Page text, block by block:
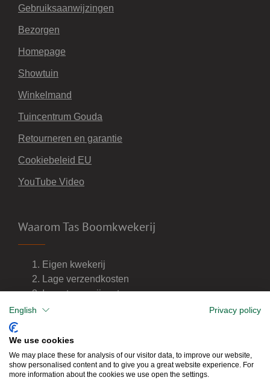
Gebruiksaanwijzingen
Bezorgen
Homepage
Showtuin
Winkelmand
Tuincentrum Gouda
Retourneren en garantie
Cookiebeleid EU
YouTube Video
Waarom Tas Boomkwekerij
Eigen kwekerij
Lage verzendkosten
Import van wijnvaten
Dealer van DCM meststoffen
English Privacy policy
We use cookies
We may place these for analysis of our visitor data, to improve our website,
show personalised content and to give you a great website experience. For
more information about the cookies we use open the settings.